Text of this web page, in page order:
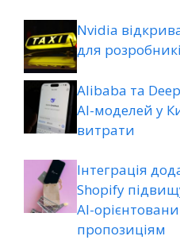
Nvidia
для
Alibaba та
AI-моделей у
витрати
Інтеграція
Shopify
AI-
пропозиціям